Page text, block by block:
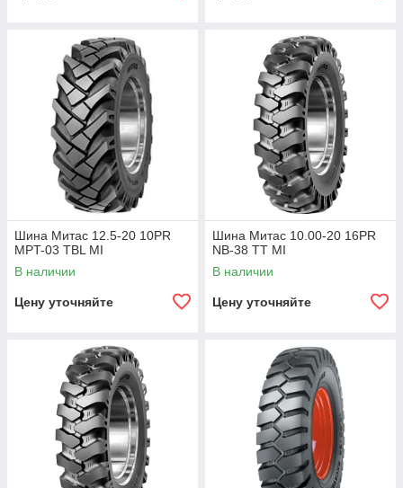
Шина Митас 12.5-20 10PR
MPT-03 TBL MI
В наличии
Цену уточняйте
Шина Митас 10.00-20 16PR
NB-38 TT MI
В наличии
Цену уточняйте